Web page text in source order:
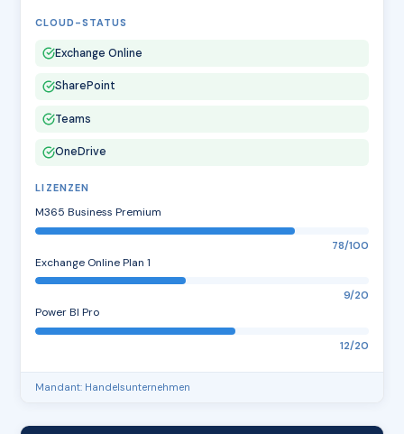
CLOUD-STATUS
Exchange Online
SharePoint
Teams
OneDrive
LIZENZEN
M365 Business Premium
78/100
Exchange Online Plan 1
9/20
Power BI Pro
12/20
Mandant: Handelsunternehmen